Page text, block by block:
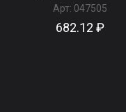
Арт: 047505
682.12 ₽